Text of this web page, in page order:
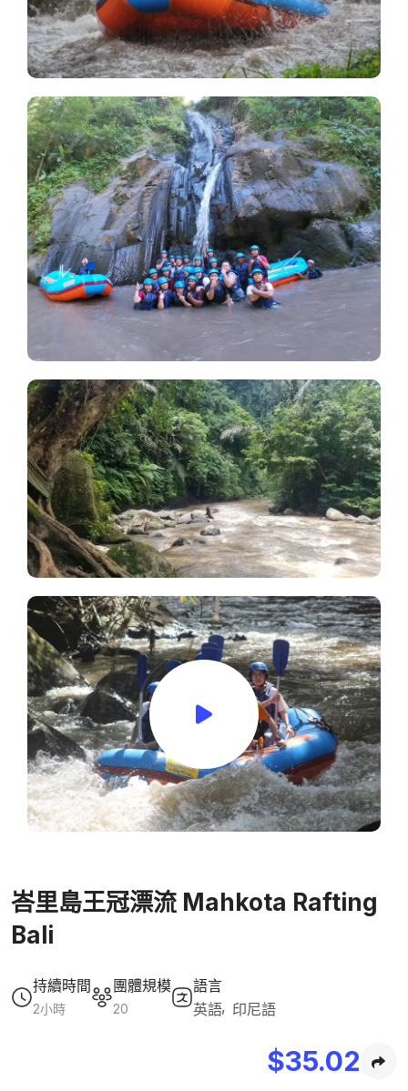
峇里島王冠漂流 Mahkota Rafting
Bali
持續時間
2小時
團體規模
20
語言
英語 印尼語
$35.02